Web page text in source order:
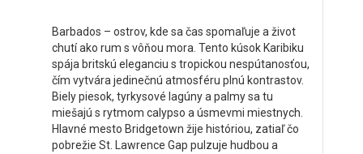
Barbados – ostrov, kde sa čas spomaľuje a život
chutí ako rum s vôňou mora. Tento kúsok Karibiku
spája britskú eleganciu s tropickou nespútanosťou,
čím vytvára jedinečnú atmosféru plnú kontrastov.
Biely piesok, tyrkysové lagúny a palmy sa tu
miešajú s rytmom calypso a úsmevmi miestnych.
Hlavné mesto Bridgetown žije históriou, zatiaľ čo
pobrežie St. Lawrence Gap pulzuje hudbou a